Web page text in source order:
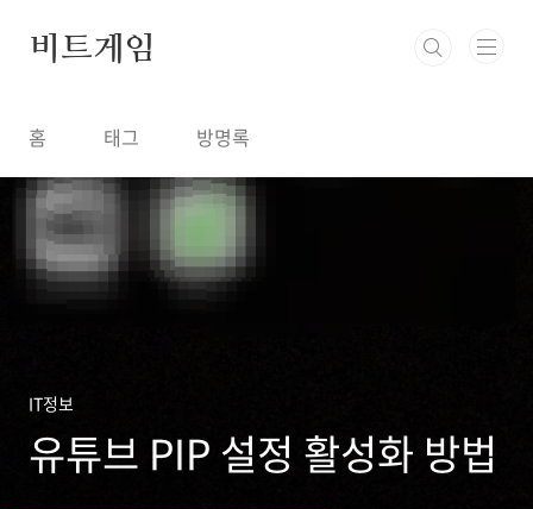
비트게임
홈 태그 방명록
IT정보
유튜브 PIP 설정 활성화 방법